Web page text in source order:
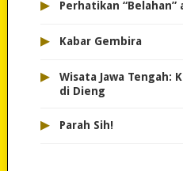
Perhatikan “Belahan”
▸ Kabar Gembira
▸
Wisata Jawa Tengah:
di Dieng
▸ Parah Sih!